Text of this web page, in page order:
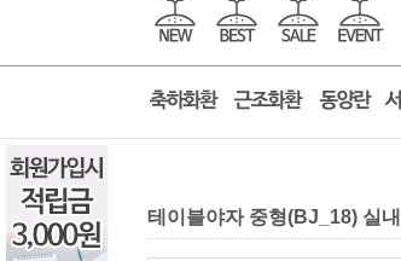
테이블야자 중형(BJ_18) 실